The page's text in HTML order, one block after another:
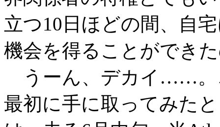
立つ10日ほどの間、自
機会を得ることができ
うーん、デカイ……。
最初に手に取ってみた